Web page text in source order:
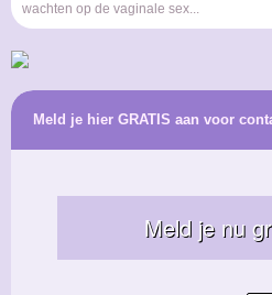
wachten op de vaginale sex...
Meld je hier GRATIS aan voor